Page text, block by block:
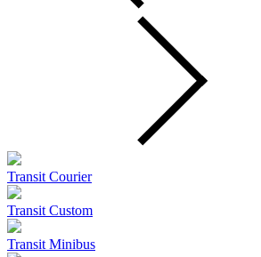
Transit Courier
Transit Custom
Transit Minibus